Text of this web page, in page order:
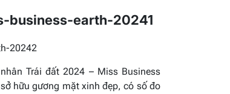
Trái đất 2024 – Miss Business
hữu gương mặt xinh đẹp, có số đo